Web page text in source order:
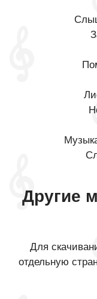
Другие
Для
отдельную